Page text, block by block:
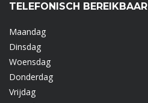
TELEFONISCH BEREIKBAAR
Maandag
Dinsdag
Woensdag
Donderdag
Vrijdag